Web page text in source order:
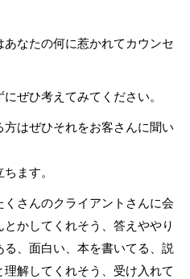
あなたの何に惹かれてカウンセ
ぜひ考えてみてください。
はぜひそれをお客さんに聞い
ます。
さんのクライアントさんに会
かしてくれそう、答えややり
、面白い、本を書いてる、説
解してくれそう、受け入れて